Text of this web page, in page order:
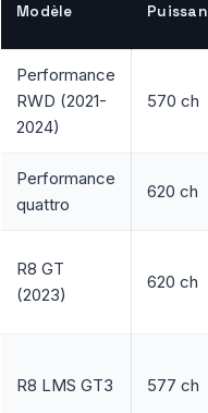
Modèle
Performance
RWD (2021-
2024)
570 ch
Performance
quattro
620 ch
R8 GT
(2023)
620 ch
R8 LMS GT3 577 ch